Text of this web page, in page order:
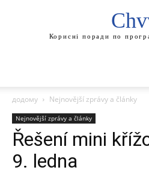
Корисні поради по
додому Nejnovější zprávy a články
Nejnovější zprávy a články
Řešení mini
9. ledna